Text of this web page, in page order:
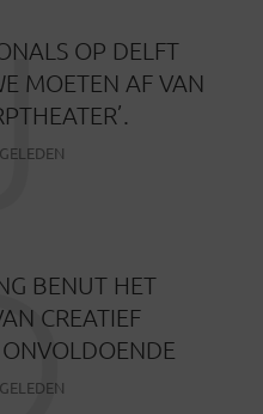
OP DELFT
MOETEN AF VAN
BENUT HET
CREATIEF